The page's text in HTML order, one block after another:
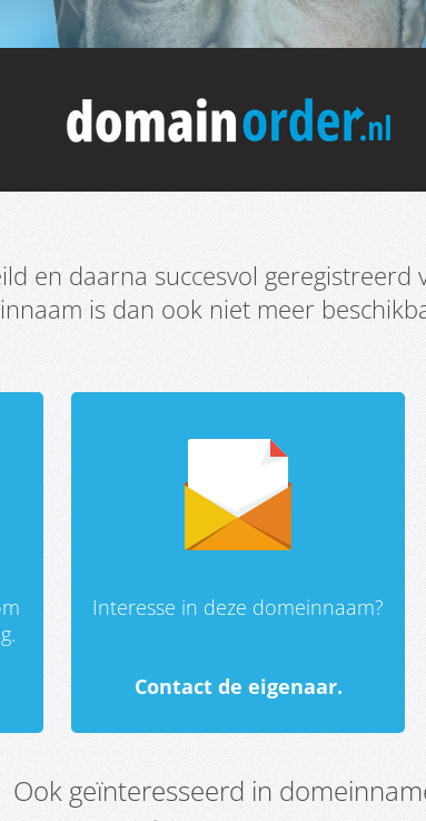
en daarna succesvol
is dan ook niet meer
Interesse in deze domeinnaam?
Contact de eigenaar.
Ook geïnteresseerd in